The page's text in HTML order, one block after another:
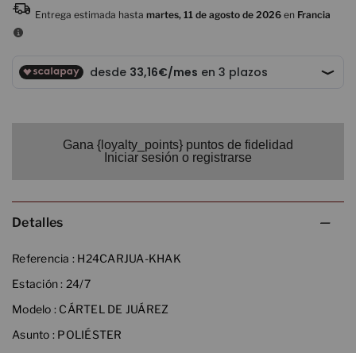
Gana {loyalty_points} puntos de fidelidad
Iniciar sesión o registrarse
Detalles
Referencia : H24CARJUA-KHAK
Estación : 24/7
Modelo : CÁRTEL DE JUÁREZ
Asunto : POLIÉSTER